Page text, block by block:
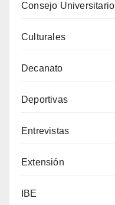
Consejo Universitario
Culturales
Decanato
Deportivas
Entrevistas
Extensión
IBE